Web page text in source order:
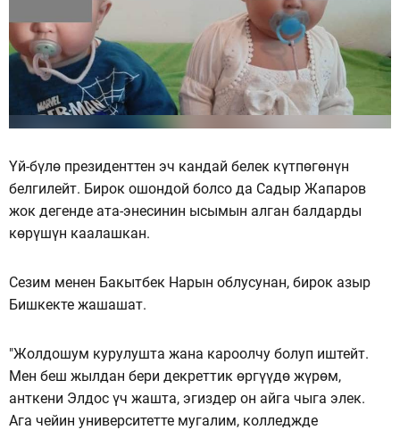
Үй-бүлө президенттен эч кандай белек күтпөгөнүн
белгилейт. Бирок ошондой болсо да Садыр Жапаров
жок дегенде ата-энесинин ысымын алган балдарды
көрүшүн каалашкан.
Сезим менен Бакытбек Нарын облусунан, бирок азыр
Бишкекте жашашат.
"Жолдошум курулушта жана кароолчу болуп иштейт.
Мен беш жылдан бери декреттик өргүүдө жүрөм,
анткени Элдос үч жашта, эгиздер он айга чыга элек.
Ага чейин университетте мугалим, колледжде